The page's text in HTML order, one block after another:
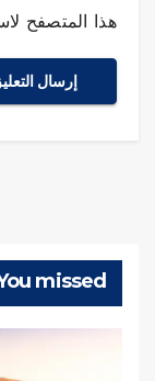
هذا المتصفح
missed